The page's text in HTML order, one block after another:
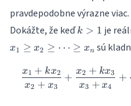
pravdepodobne výrazne viac.
Dokážte, že keďk
1
k > 1 je
x1 ≥ x2 ≥ ⋯ ≥ xn sú
x2 + x3
x1 + kx2 +
x3 + x4
x2 + kx3 +